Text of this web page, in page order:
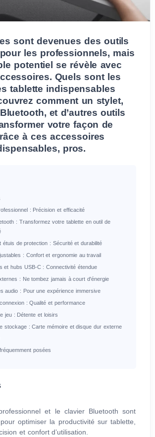
sont devenues des outils
les professionnels, mais
potentiel se révèle avec
Quels sont les
tablette indispensables
comment un stylet,
et d’autres outils
votre façon de
à ces accessoires
pros.
: Précision et efficacité
: Transformez votre tablette en outil de
étuis de protection : Sécurité et durabilité
: Confort et ergonomie au travail
et hubs USB-C : Connectivité étendue
: Ne tombez jamais à court d'énergie
audio : Pour une expérience immersive
: Qualité et performance
jeu : Détente et loisirs
stockage : Carte mémoire et disque dur externe
posées
et le clavier Bluetooth sont
optimiser la productivité sur tablette,
et confort d’utilisation.